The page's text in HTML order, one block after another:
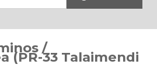
/
(PR-33 Talaimendi